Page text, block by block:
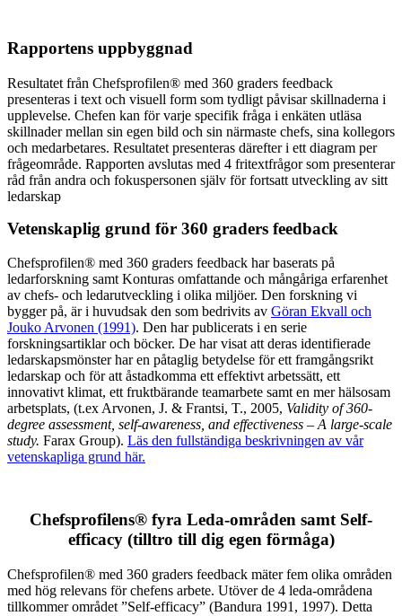
Rapportens uppbyggnad
Resultatet från Chefsprofilen® med 360 graders feedback
presenteras i text och visuell form som tydligt påvisar skillnaderna i
upplevelse. Chefen kan för varje specifik fråga i enkäten utläsa
skillnader mellan sin egen bild och sin närmaste chefs, sina kollegors
och medarbetares. Resultatet presenteras därefter i ett diagram per
frågeområde. Rapporten avslutas med 4 fritextfrågor som presenterar
råd från andra och fokuspersonen själv för fortsatt utveckling av sitt
ledarskap
Vetenskaplig grund för 360 graders feedback
Chefsprofilen® med 360 graders feedback har baserats på
ledarforskning samt Konturas omfattande och mångåriga erfarenhet
av chefs- och ledarutveckling i olika miljöer. Den forskning vi
bygger på, är i huvudsak den som bedrivits av Göran Ekvall och
Jouko Arvonen (1991). Den har publicerats i en serie
forskningsartiklar och böcker. De har visat att deras identifierade
ledarskapsmönster har en påtaglig betydelse för ett framgångsrikt
ledarskap och för att åstadkomma ett effektivt arbetssätt, ett
innovativt klimat, ett fruktbärande teamarbete samt en mer hälsosam
arbetsplats, (t.ex Arvonen, J. & Frantsi, T., 2005, Validity of 360-
degree assessment, self-awareness, and effectiveness – A large-scale
study. Farax Group). Läs den fullständiga beskrivningen av vår
vetenskapliga grund här.
Chefsprofilens® fyra Leda-områden samt Self-
efficacy (tilltro till dig egen förmåga)
Chefsprofilen® med 360 graders feedback mäter fem olika områden
med hög relevans för chefens arbete. Utöver de 4 leda-områdena
tillkommer området ”Self-efficacy” (Bandura 1991, 1997). Detta